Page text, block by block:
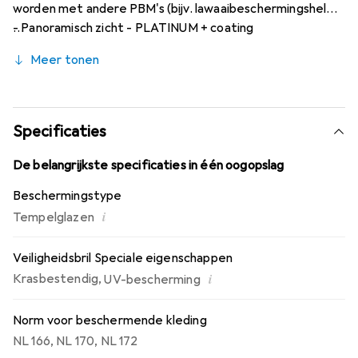
worden met andere PBM's (bijv. lawaaibeschermingshelm)
- Panoramisch zicht - PLATINUM + coating
geschikt voor extreem koude of warme temperaturen,
EN 166, EN 170 (helder), EN 172 (getint) Materiaal:
Polycarbonaat lens Kleur montuur: zwart
Meer tonen
Specificaties
De belangrijkste specificaties in één oogopslag
Beschermingstype
Tempelglazen i
Veiligheidsbril Speciale eigenschappen
Krasbestendig,UV-bescherming i
Norm voor beschermende kleding
NL 166, NL 170, NL 172